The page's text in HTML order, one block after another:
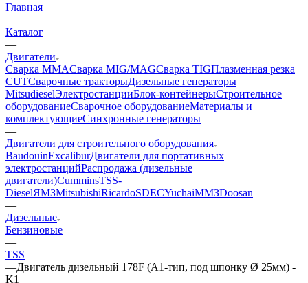
Главная
—
Каталог
—
Двигатели
Сварка MMAСварка MIG/MAGСварка TIGПлазменная резка
CUTСварочные тракторыДизельные генераторы
MitsudieselЭлектростанцииБлок-контейнерыСтроительное
оборудованиеСварочное оборудованиеМатериалы и
комплектующиеСинхронные генераторы
—
Двигатели для строительного оборудования
BaudouinExcaliburДвигатели для портативных
электростанцийРаспродажа (дизельные
двигатели)CumminsTSS-
DieselЯМЗMitsubishiRicardoSDECYuchaiММЗDoosan
—
Дизельные
Бензиновые
—
TSS
—Двигатель дизельный 178F (А1-тип, под шпонку Ø 25мм) -
K1